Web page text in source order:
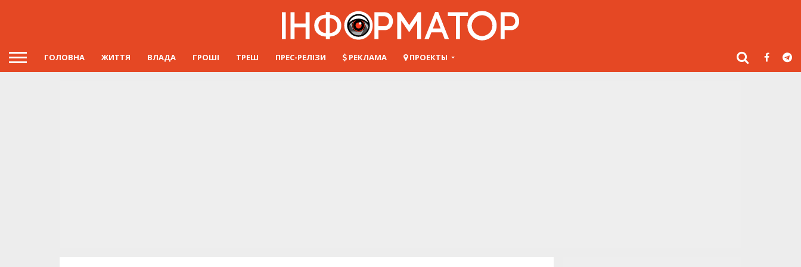
ГОЛОВНА ЖИТТЯ ВЛАДА ГРОШІ ТРЕШ ПРЕС-РЕЛІЗИ РЕКЛАМА ПРОЕКТЫ